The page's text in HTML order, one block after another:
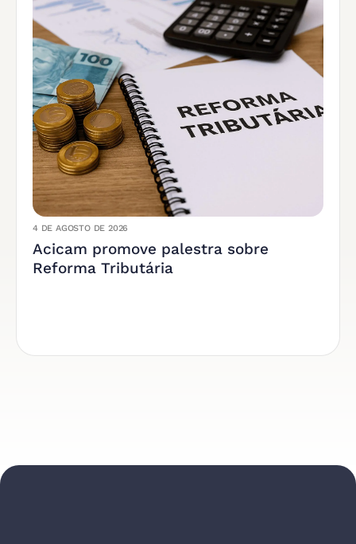
4 DE AGOSTO DE 2026
Acicam promove palestra sobre
Reforma Tributária